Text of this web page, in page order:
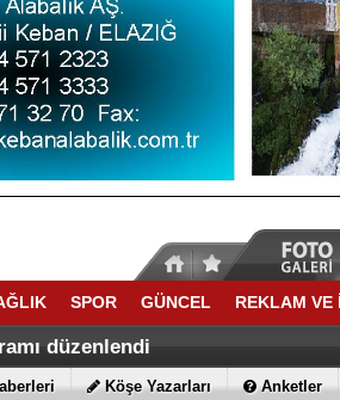
SPOR GÜNCEL REKLAM VE
düzenlendi
Köşe Yazarları Anketler